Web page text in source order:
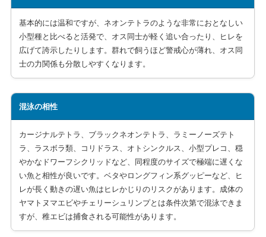
基本的には温和ですが、ネオンテトラのような非常におとなしい
小型種と比べると活発で、オス同士が軽く追い合ったり、ヒレを
広げて誇示したりします。群れで飼うほど警戒心が薄れ、オス同
士の力関係も分散しやすくなります。
混泳の相性
カージナルテトラ、ブラックネオンテトラ、ラミーノーズテト
ラ、ラスボラ類、コリドラス、オトシンクルス、小型プレコ、穏
やかなドワーフシクリッドなど、同程度のサイズで極端に遅くな
い魚と相性が良いです。ベタやロングフィン系グッピーなど、ヒ
レが長く動きの遅い魚はヒレかじりのリスクがあります。成体の
ヤマトヌマエビやチェリーシュリンプとは条件次第で混泳できま
すが、稚エビは捕食される可能性があります。